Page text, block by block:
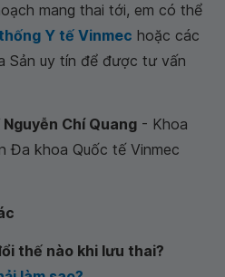
mang thai tới, em có thể
Y tế Vinmec hoặc các
Sản uy tín để được tư vấn
Chí Quang - Khoa
Đa khoa Quốc tế Vinmec
thế nào khi lưu thai?